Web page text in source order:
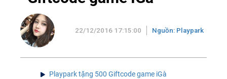
22/12/2016 17:15:00 Nguồn: Playpark
Playpark tặng 500 Giftcode game iGà